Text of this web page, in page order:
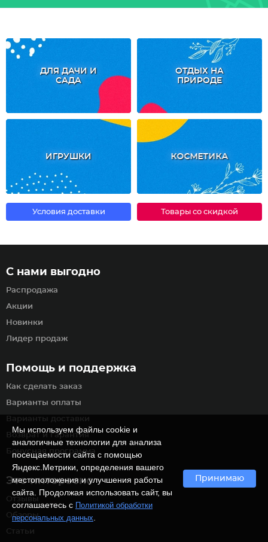
ДЛЯ ДАЧИ И
САДА
ОТДЫХ НА
ПРИРОДЕ
ИГРУШКИ КОСМЕТИКА
Условия доставки Товары со скидкой
Помощь и поддержка
Как сделать заказ
Варианты оплаты
Варианты доставки
Возврат и гарантия
Бонусная программа
С нами выгодно
Распродажа
Акции
Новинки
Лидер продаж
Это интересно
Отзывы
Обзоры
Статьи
Мы используем файлы cookie и
аналогичные технологии для анализа
посещаемости сайта с помощью
Яндекс.Метрики, определения вашего
местоположения и улучшения работы
сайта. Продолжая использовать сайт, вы
соглашаетесь с Политикой обработки
персональных данных
Принимаю